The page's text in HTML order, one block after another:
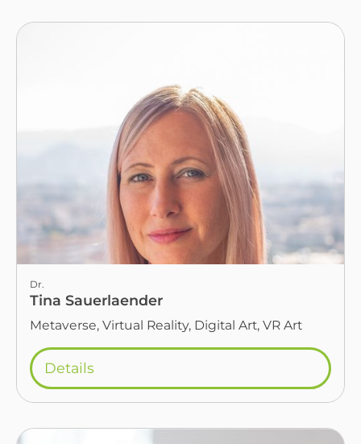
Dr.
Tina Sauerlaender
Metaverse, Virtual Reality, Digital Art, VR Art
Details